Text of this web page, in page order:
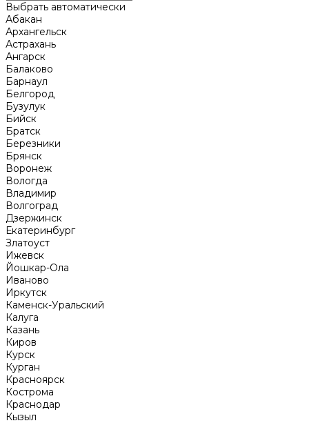
Выбрать автоматически
Абакан
Архангельск
Астрахань
Ангарск
Балаково
Барнаул
Белгород
Бузулук
Бийск
Братск
Березники
Брянск
Воронеж
Вологда
Владимир
Волгоград
Дзержинск
Екатеринбург
Златоуст
Ижевск
Йошкар-Ола
Иваново
Иркутск
Каменск-Уральский
Калуга
Казань
Киров
Курск
Курган
Красноярск
Кострома
Краснодар
Кызыл